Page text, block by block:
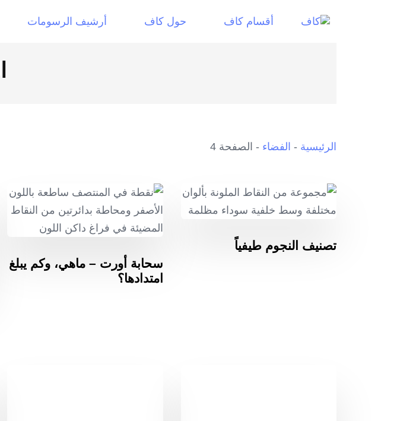
أقسام كاف حول كاف أرشيف الرسومات
الرئيسية - الفضاء - الصفحة 4
تصنيف النجوم طيفياً
سحابة أورت – ماهي، وكم يبلغ
امتدادها؟